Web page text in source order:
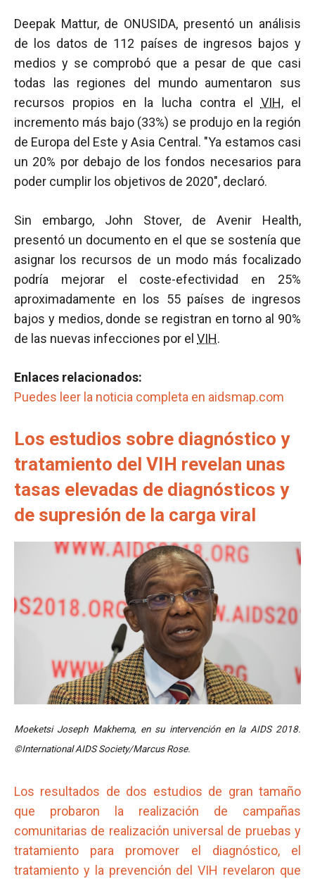
Deepak Mattur, de ONUSIDA, presentó un análisis
de los datos de 112 países de ingresos bajos y
medios y se comprobó que a pesar de que casi
todas las regiones del mundo aumentaron sus
recursos propios en la lucha contra el VIH, el
incremento más bajo (33%) se produjo en la región
de Europa del Este y Asia Central. "Ya estamos casi
un 20% por debajo de los fondos necesarios para
poder cumplir los objetivos de 2020", declaró.
Sin embargo, John Stover, de Avenir Health,
presentó un documento en el que se sostenía que
asignar los recursos de un modo más focalizado
podría mejorar el coste-efectividad en 25%
aproximadamente en los 55 países de ingresos
bajos y medios, donde se registran en torno al 90%
de las nuevas infecciones por el VIH.
Enlaces relacionados:
Puedes leer la noticia completa en aidsmap.com
Los estudios sobre diagnóstico y
tratamiento del VIH revelan unas
tasas elevadas de diagnósticos y
de supresión de la carga viral
Moeketsi Joseph Makhema, en su intervención en la AIDS 2018.
©International AIDS Society/Marcus Rose.
Los resultados de dos estudios de gran tamaño
que probaron la realización de campañas
comunitarias de realización universal de pruebas y
tratamiento para promover el diagnóstico, el
tratamiento y la prevención del VIH revelaron que